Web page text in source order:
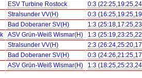
ESV Turbine Rostock
0:3
Stralsunder VV(H)
0:3
Bad Doberaner SV(H)
1:3
ASV Grün-Weiß Wismar(H)
1:3
Stralsunder VV(H)
2:3
Bad Doberaner SV(H)
0:3
ASV Grün-Weiß Wismar(H) 1:3